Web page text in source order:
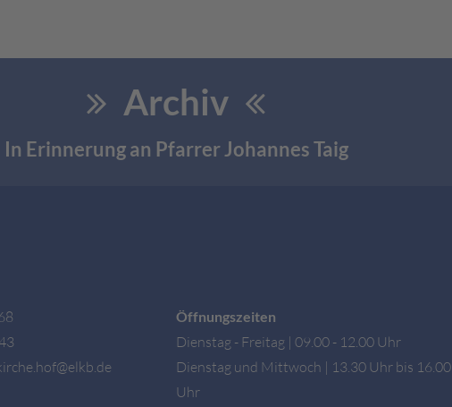
Archiv
In Erinnerung an Pfarrer Johannes Taig
Öffnungszeiten
Dienstag - Freitag | 09.00 - 12.00 Uhr
Dienstag und Mittwoch | 13.30 Uhr bis 16.00
Uhr